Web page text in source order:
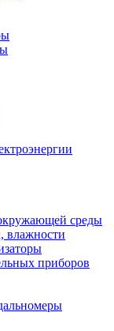
среды
влажности
приборов